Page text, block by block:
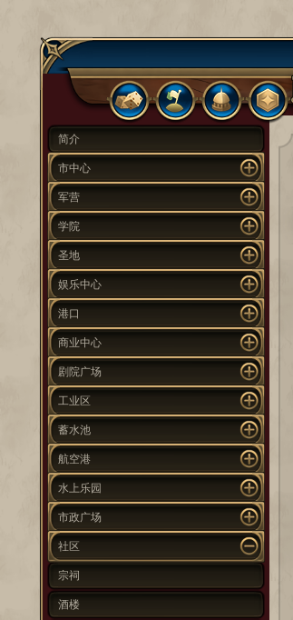
简介
市中心
军营
学院
圣地
娱乐中心
港口
商业中心
剧院广场
工业区
蓄水池
航空港
水上乐园
市政广场
社区
宗祠
酒楼